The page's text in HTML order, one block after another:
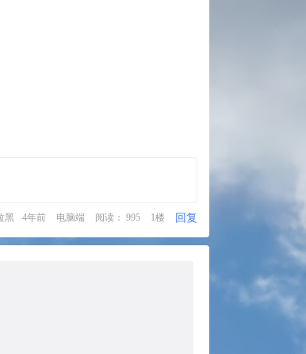
黑 4年前 电脑端 阅读： 995 1楼 回复